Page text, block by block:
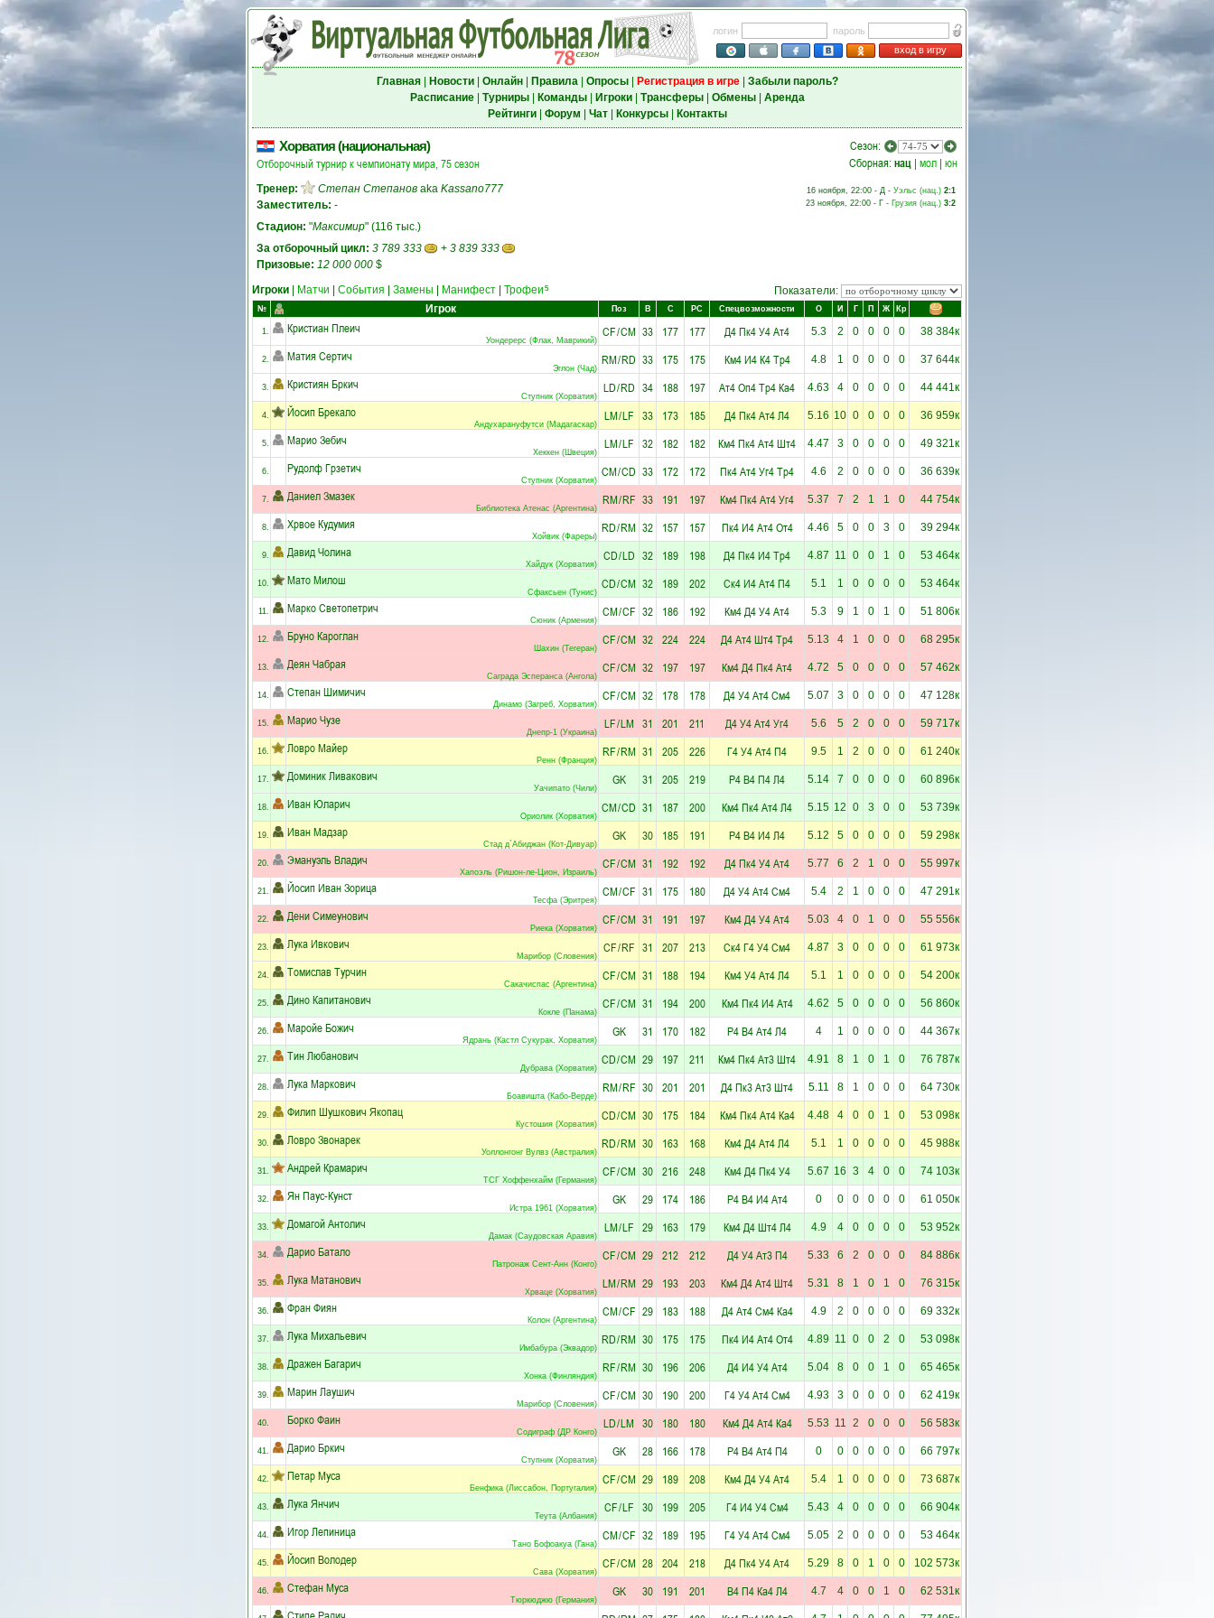
логин
пароль
вход в игру
Главная| Новости| Онлайн| Правила| Опросы| Регистрация в игре| Забыли пароль?
Расписание| Турниры| Команды| Игроки| Трансферы| Обмены| Аренда
Рейтинги| Форум Чат| Конкурсы| Контакты
Хорватия (национальная)
Отборочный турнир к чемпионату мира, 75 сезон
Тренер: Степан Степанов aka Kassano777
Заместитель: -
Стадион: "Максимир" (116 тыс.)
За отборочный цикл: 3 789 333 + 3 839 333
Призовые: 12 000 000 $
Сезон:
Сборная: нац | мол | юн
16 ноября, 22:00 - Д - Уэльс (нац.) 2:1
23 ноября, 22:00 - Г - Грузия (нац.) 3:2
Игроки Матчи События Замены Манифест Трофеи 5 Показатели:
№ Игрок Поз В С РС Спецвозможности О И Г П Ж Кр
1. Кристиан Плеич
Уондерерс (Флак, Маврикий)
CF/CM 33 177 177 Д4Пк4У4Ат4 5.3 2 0 0 0 0 38 384к
2. Матия Сертич
Эглон (Чад)
RM/RD 33 175 175 Км4И4К4Тр4 4.8 1 0 0 0 0 37 644к
3. Кристиян Бркич
Ступник (Хорватия)
LD/RD 34 188 197 Ат4Оп4Тр4Ка4 4.63 4 0 0 0 0 44 441к
4. Йосип Брекало
Андухарануфутси (Мадагаскар)
LM/LF 33 173 185 Д4Пк4Ат4Л4 5.16 10 0 0 0 0 36 959к
5. Марио Зебич
Хеккен (Швеция)
LM/LF 32 182 182 Км4Пк4Ат4Шт4 4.47 3 0 0 0 0 49 321к
6. Рудолф Грзетич
Ступник (Хорватия)
CM/CD 33 172 172 Пк4Ат4Уг4Тр4 4.6 2 0 0 0 0 36 639к
7. Даниел Змазек
Библиотека Атенас (Аргентина)
RM/RF 33 191 197 Км4Пк4Ат4Уг4 5.37 7 2 1 1 0 44 754к
8. Хрвое Кудумия
Хойвик (Фареры)
RD/RM 32 157 157 Пк4И4Ат4От4 4.46 5 0 0 3 0 39 294к
9. Давид Чолина
Хайдук (Хорватия)
CD/LD 32 189 198 Д4Пк4И4Тр4 4.87 11 0 0 1 0 53 464к
10. Мато Милош
Сфаксьен (Тунис)
CD/CM 32 189 202 Ск4И4Ат4П4 5.1 1 0 0 0 0 53 464к
11. Марко Светопетрич
Сюник (Армения)
CM/CF 32 186 192 Км4Д4У4Ат4 5.3 9 1 0 1 0 51 806к
12. Бруно Кароглан
Шахин (Тегеран)
CF/CM 32 224 224 Д4Ат4Шт4Тр4 5.13 4 1 0 0 0 68 295к
13. Деян Чабрая
Саграда Эсперанса (Ангола)
CF/CM 32 197 197 Км4Д4Пк4Ат4 4.72 5 0 0 0 0 57 462к
14. Степан Шимичич
Динамо (Загреб, Хорватия)
CF/CM 32 178 178 Д4У4Ат4См4 5.07 3 0 0 0 0 47 128к
15. Марио Чузе
Днепр-1 (Украина)
LF/LM 31 201 211 Д4У4Ат4Уг4 5.6 5 2 0 0 0 59 717к
16. Ловро Майер
Ренн (Франция)
RF/RM 31 205 226 Г4У4Ат4П4 9.5 1 2 0 0 0 61 240к
17. Доминик Ливакович
Уачипато (Чили)
GK 31 205 219 Р4В4П4Л4 5.14 7 0 0 0 0 60 896к
18. Иван Юларич
Ориолик (Хорватия)
CM/CD 31 187 200 Км4Пк4Ат4Л4 5.15 12 0 3 0 0 53 739к
19. Иван Мадзар
Стад д`Абиджан (Кот-Дивуар)
GK 30 185 191 Р4В4И4Л4 5.12 5 0 0 0 0 59 298к
20. Эмануэль Владич
Хапоэль (Ришон-ле-Цион, Израиль)
CF/CM 31 192 192 Д4Пк4У4Ат4 5.77 6 2 1 0 0 55 997к
21. Йосип Иван Зорица
Тесфа (Эритрея)
CM/CF 31 175 180 Д4У4Ат4См4 5.4 2 1 0 0 0 47 291к
22. Дени Симеунович
Риека (Хорватия)
CF/CM 31 191 197 Км4Д4У4Ат4 5.03 4 0 1 0 0 55 556к
23. Лука Ивкович
Марибор (Словения)
CF/RF 31 207 213 Ск4Г4У4См4 4.87 3 0 0 0 0 61 973к
24. Томислав Турчин
Сакачиспас (Аргентина)
CF/CM 31 188 194 Км4У4Ат4Л4 5.1 1 0 0 0 0 54 200к
25. Дино Капитанович
Кокле (Панама)
CF/CM 31 194 200 Км4Пк4И4Ат4 4.62 5 0 0 0 0 56 860к
26. Маройе Божич
Ядрань (Кастл Сукурак, Хорватия)
GK 31 170 182 Р4В4Ат4Л4 4 1 0 0 0 0 44 367к
27. Тин Любанович
Дубрава (Хорватия)
CD/CM 29 197 211 Км4Пк4Ат3Шт4 4.91 8 1 0 1 0 76 787к
28. Лука Маркович
Боавишта (Кабо-Верде)
RM/RF 30 201 201 Д4Пк3Ат3Шт4 5.11 8 1 0 0 0 64 730к
29. Филип Шушкович Якопац
Кустошия (Хорватия)
CD/CM 30 175 184 Км4Пк4Ат4Ка4 4.48 4 0 0 1 0 53 098к
30. Ловро Звонарек
Уоллонгонг Вулвз (Австралия)
RD/RM 30 163 168 Км4Д4Ат4Л4 5.1 1 0 0 0 0 45 988к
31. Андрей Крамарич
ТСГ Хоффенхайм (Германия)
CF/CM 30 216 248 Км4Д4Пк4У4 5.67 16 3 4 0 0 74 103к
32. Ян Паус-Кунст
Истра 1961 (Хорватия)
GK 29 174 186 Р4В4И4Ат4 0 0 0 0 0 0 61 050к
33. Домагой Антолич
Дамак (Саудовская Аравия)
LM/LF 29 163 179 Км4Д4Шт4Л4 4.9 4 0 0 0 0 53 952к
34. Дарио Батало
Патронаж Сент-Анн (Конго)
CF/CM 29 212 212 Д4У4Ат3П4 5.33 6 2 0 0 0 84 886к
35. Лука Матанович
Хрваце (Хорватия)
LM/RM 29 193 203 Км4Д4Ат4Шт4 5.31 8 1 0 1 0 76 315к
36. Фран Фиян
Колон (Аргентина)
CM/CF 29 183 188 Д4Ат4См4Ка4 4.9 2 0 0 0 0 69 332к
37. Лука Михальевич
Имбабура (Эквадор)
RD/RM 30 175 175 Пк4И4Ат4От4 4.89 11 0 0 2 0 53 098к
38. Дражен Багарич
Хонка (Финляндия)
RF/RM 30 196 206 Д4И4У4Ат4 5.04 8 0 0 1 0 65 465к
39. Марин Лаушич
Марибор (Словения)
CF/CM 30 190 200 Г4У4Ат4См4 4.93 3 0 0 0 0 62 419к
40. Борко Фаин
Содиграф (ДР Конго)
LD/LM 30 180 180 Км4Д4Ат4Ка4 5.53 11 2 0 0 0 56 583к
41. Дарио Бркич
Ступник (Хорватия)
GK 28 166 178 Р4В4Ат4П4 0 0 0 0 0 0 66 797к
42. Петар Муса
Бенфика (Лиссабон, Португалия)
CF/CM 29 189 208 Км4Д4У4Ат4 5.4 1 0 0 0 0 73 687к
43. Лука Янчич
Теута (Албания)
CF/LF 30 199 205 Г4И4У4См4 5.43 4 0 0 0 0 66 904к
44. Игор Лепиница
Тано Бофоакуа (Гана)
CM/CF 32 189 195 Г4У4Ат4См4 5.05 2 0 0 0 0 53 464к
45. Йосип Володер
Сава (Хорватия)
CF/CM 28 204 218 Д4Пк4У4Ат4 5.29 8 0 1 0 0 102 573к
46. Стефан Муса
Тюркюджю (Германия)
GK 30 191 201 В4П4Ка4Л4 4.7 4 0 0 1 0 62 531к